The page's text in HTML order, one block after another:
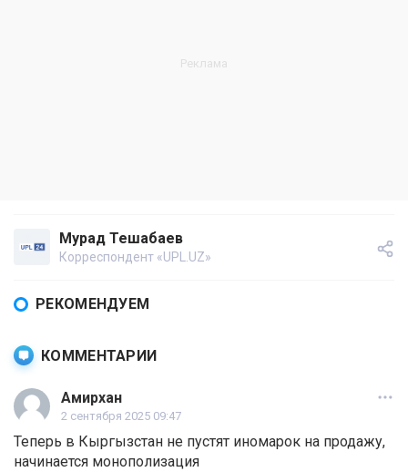
Мурад Тешабаев
Корреспондент «UPL.UZ»
РЕКОМЕНДУЕМ
КОММЕНТАРИИ
Амирхан
2 сентября 2025 09:47
Теперь в Кыргызстан не пустят иномарок на продажу,
начинается монополизация